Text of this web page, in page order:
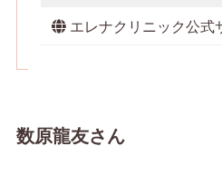
エレナクリニック公式
数原龍友さん